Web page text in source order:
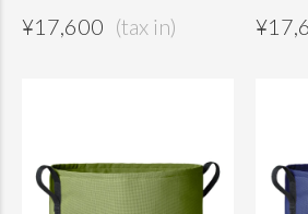
¥17,600 ¥